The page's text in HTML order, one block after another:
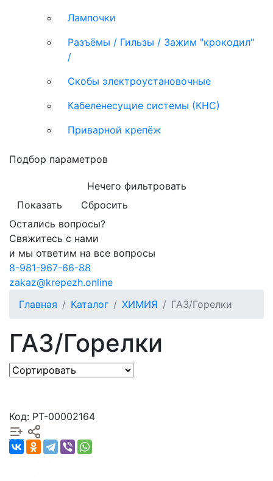
Лампочки
Разъёмы / Гильзы / Зажим "крокодил"
/
Скобы электроустановочные
Кабеленесущие системы (КНС)
Приварной крепёж
Подбор параметров
Нечего фильтровать
Показать
Сбросить
Остались вопросы?
Свяжитесь с нами
и мы ответим на все вопросы
8-981-967-66-88
zakaz@krepezh.online
Главная
Каталог ХИМИЯ ГАЗ/Горелки
ГАЗ/Горелки
Код: РТ-00002164